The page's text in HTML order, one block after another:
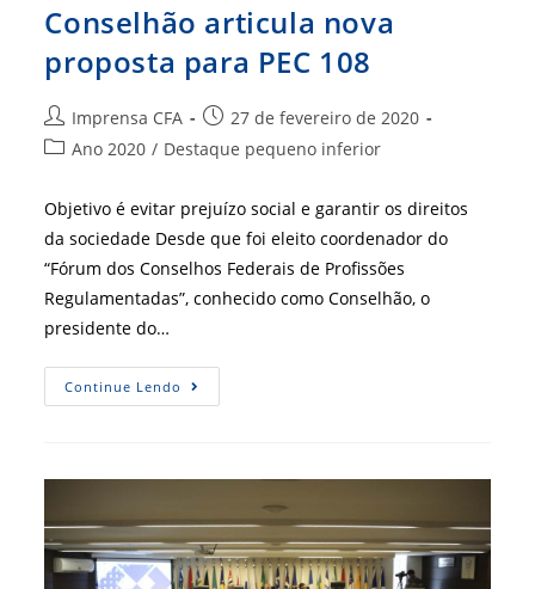
Conselhão articula nova
proposta para PEC 108
Autor
do
Imprensa CFA
Post
publicado:
27 de fevereiro de 2020
Categoria
post:
Ano 2020 / Destaque pequeno inferior
Objetivo é evitar prejuízo social e garantir os direitos
da sociedade Desde que foi eleito coordenador do
“Fórum dos Conselhos Federais de Profissões
Regulamentadas”, conhecido como Conselhão, o
presidente do…
Continue Lendo Conselhão
Articula
108